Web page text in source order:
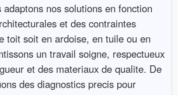
nos solutions en fonction
et des contraintes
toit soit en ardoise, en tuile ou en
un travail soigne, respectueux
et des materiaux de qualite. De
des diagnostics precis pour